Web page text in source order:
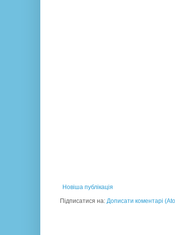
Новіша публікація
Підписатися на: Дописати коментарі